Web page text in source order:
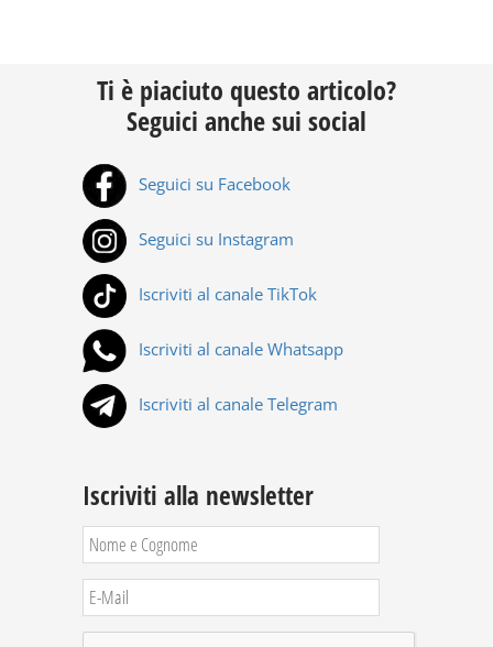
Ti è piaciuto questo articolo?
Seguici anche sui social
Seguici su Facebook
Seguici su Instagram
Iscriviti al canale TikTok
Iscriviti al canale Whatsapp
Iscriviti al canale Telegram
Iscriviti alla newsletter